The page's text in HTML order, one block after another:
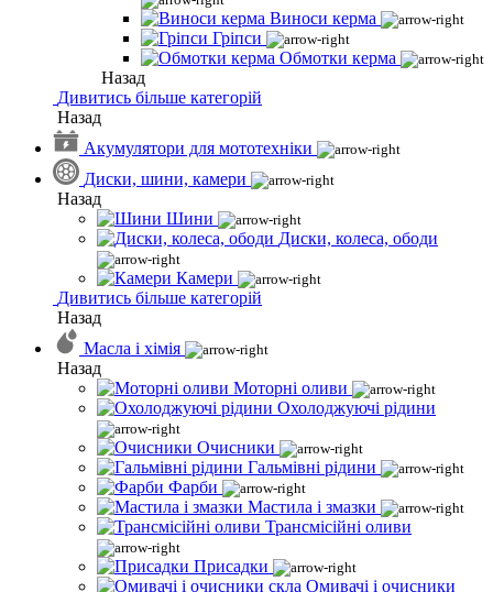
Виноси керма
Гріпси
Обмотки керма
Назад
Дивитись більше категорій
Назад
Акумулятори для мототехніки
Диски, шини, камери
Назад
Шини
Диски, колеса, ободи
Камери
Дивитись більше категорій
Назад
Масла і хімія
Назад
Моторні оливи
Охолоджуючі рідини
Очисники
Гальмівні рідини
Фарби
Мастила і змазки
Трансмісійні оливи
Присадки
Омивачі і очисники